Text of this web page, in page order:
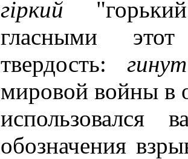
гiркий
гласными
твердость:
мировой войны в
использовался
обозначения